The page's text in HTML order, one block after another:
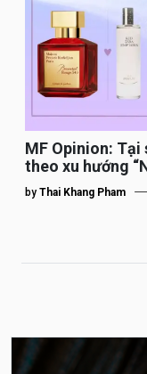
MF Opinion: Tại
theo xu hướng
by Thai Khang Pham